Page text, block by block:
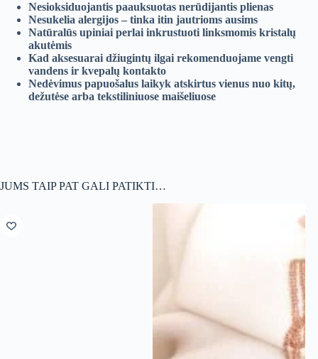
Nesioksiduojantis paauksuotas nerūdijantis plienas
Nesukelia alergijos – tinka itin jautrioms ausims
Natūralūs upiniai perlai inkrustuoti linksmomis kristalų
akutėmis
Kad aksesuarai džiugintų ilgai rekomenduojame vengti
vandens ir kvepalų kontakto
Nedėvimus papuošalus laikyk atskirtus vienus nuo kitų,
dežutėse arba tekstiliniuose maišeliuose
JUMS TAIP PAT GALI PATIKTI…